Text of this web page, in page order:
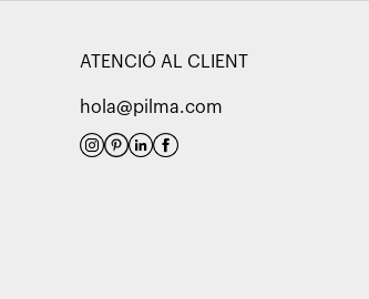
ATENCIÓ AL CLIENT
hola@pilma.com